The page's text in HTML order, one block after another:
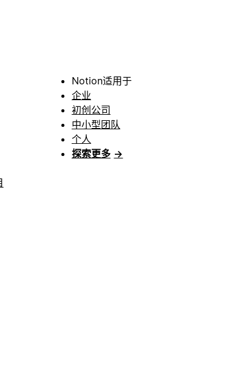
Notion适用于
企业
初创公司
中小型团队
个人
探索更多 →